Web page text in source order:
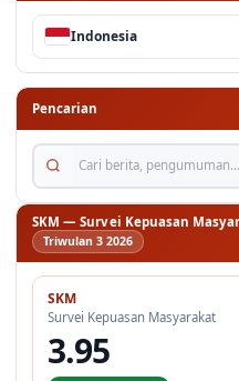
Indonesia
Pencarian
Cari berita, pengumuman...
Triwulan 3 2026
SKM
Survei Kepuasan Masyarakat
3.95
A — Sangat Baik